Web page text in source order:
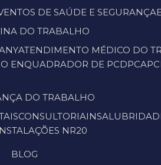
DE SAÚDE E SEGURANÇA
DO TRABALHO
ATENDIMENTO MÉDICO DO
ENQUADRADOR DE PCD PCA
DO TRABALHO
CONSULTORIA
NR20
BLOG